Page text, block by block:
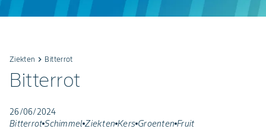
Ziekten keyboard_arrow_right Bitterrot
Bitterrot
26/06/2024
Bitterrot Schimmel Ziekten Kers Groenten Fruit